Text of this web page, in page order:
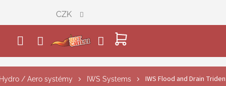
obsah
NÁKUPNÍ
KOŠÍK
CZK
/ Aero systémy IWS Systems IWS Flood and Drain